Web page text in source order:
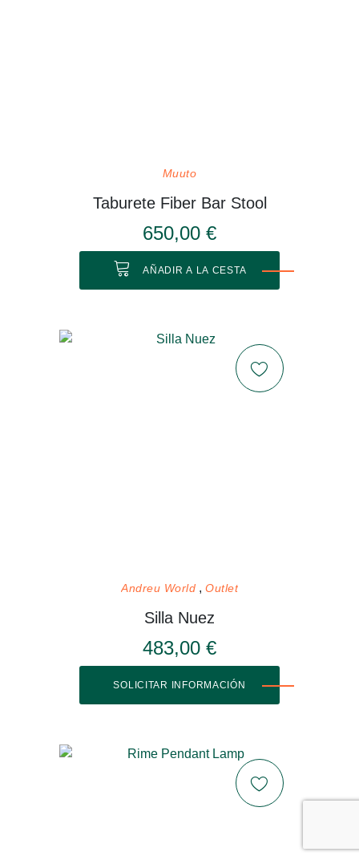
Muuto
Taburete Fiber Bar Stool
650,00 €
AÑADIR A LA CESTA
Andreu World Outlet
Silla Nuez
483,00 €
SOLICITAR INFORMACIÓN